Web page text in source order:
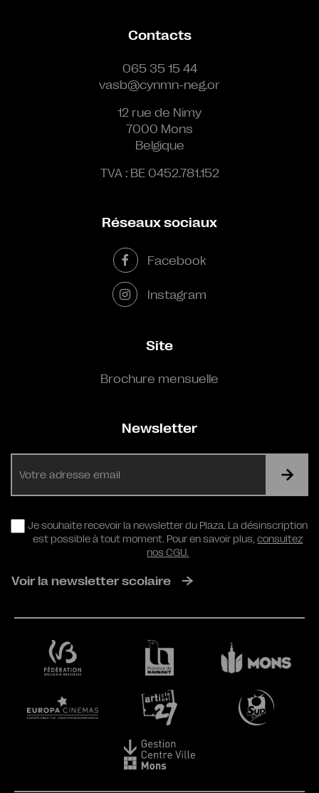
Contacts
065 35 15 44
vasb@cynmn-neg.or
12 rue de Nimy
7000 Mons
Belgique
TVA : BE 0452.781.152
Réseaux sociaux
Facebook
Instagram
Site
Brochure mensuelle
Newsletter
RGPD
Je souhaite recevoir la newsletter du Plaza. La désinscription
est possible à tout moment. Pour en savoir plus,consultez
nos CGU.
Voir la newsletter scolaire